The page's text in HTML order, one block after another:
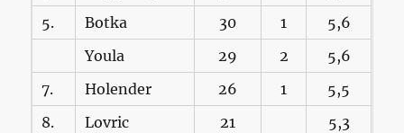
5.
Botka 30 1
5,6
Youla
29 2
5,6
7.
Holender 26 1
5,5
8.
Lovric 21
5,3